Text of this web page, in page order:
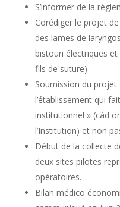
S’informer de la
Corédiger le projet
des lames de
bistouri électriques
fils de suture)
Soumission du projet
l’établissement qui
institutionnel » (càd
l’Institution) et non
Début de la collecte
deux sites pilotes
opératoires.
Bilan médico